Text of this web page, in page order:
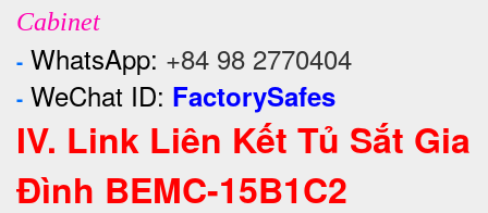
Cabinet
- WhatsApp: +84 98 2770404
- WeChat ID: FactorySafes
IV. Link Liên Kết Tủ Sắt Gia
Đình BEMC-15B1C2